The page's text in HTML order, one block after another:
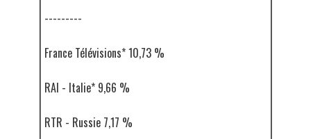
---------
France Télévisions* 10,73 %
RAI - Italie* 9,66 %
RTR - Russie 7,17 %